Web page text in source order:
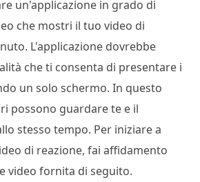
un'applicazione in grado di
che mostri il tuo video di
L'applicazione dovrebbe
che ti consenta di presentare i
un solo schermo. In questo
possono guardare te e il
stesso tempo. Per iniziare a
di reazione, fai affidamento
video fornita di seguito.